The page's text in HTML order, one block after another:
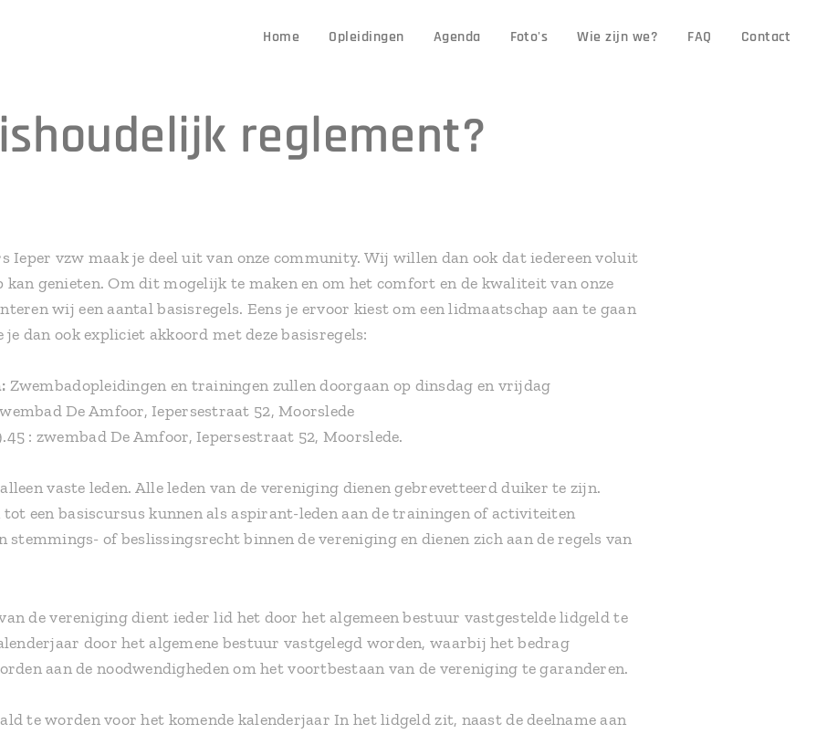
Home Opleidingen Agenda Foto's Wie zijn we? FAQ Contact
reglement?
Ieper vzw maak je deel uit van onze community. Wij willen dan ook dat iedereen voluit
genieten. Om dit mogelijk te maken en om het comfort en de kwaliteit van onze
wij een aantal basisregels. Eens je ervoor kiest om een lidmaatschap aan te gaan
dan ook expliciet akkoord met deze basisregels:
Zwembadopleidingen en trainingen zullen doorgaan op dinsdag en vrijdag
: Zwembad De Amfoor, Iepersestraat 52, Moorslede
: zwembad De Amfoor, Iepersestraat 52, Moorslede.
vaste leden. Alle leden van de vereniging dienen gebrevetteerd duiker te zijn.
een basiscursus kunnen als aspirant-leden aan de trainingen of activiteiten
stemmings- of beslissingsrecht binnen de vereniging en dienen zich aan de regels van
de vereniging dient ieder lid het door het algemeen bestuur vastgestelde lidgeld te
door het algemene bestuur vastgelegd worden, waarbij het bedrag
aan de noodwendigheden om het voortbestaan van de vereniging te garanderen.
te worden voor het komende kalenderjaar In het lidgeld zit, naast de deelname aan